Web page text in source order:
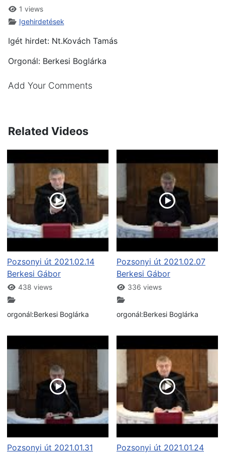
1 views
Igehirdetések
Igét hirdet: Nt.Kovách Tamás
Orgonál: Berkesi Boglárka
Add Your Comments
Related Videos
Pozsonyi út 2021.02.14
Berkesi Gábor
438 views
orgonál:Berkesi Boglárka
Pozsonyi út 2021.02.07
Berkesi Gábor
336 views
orgonál:Berkesi Boglárka
Pozsonyi út 2021.01.31
Pozsonyi út 2021.01.24